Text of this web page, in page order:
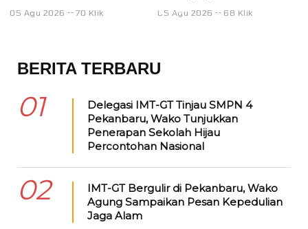
05 Agu 2026 70 Klik 05 Agu 2026 68 Klik
BERITA TERBARU
01
Delegasi IMT-GT Tinjau SMPN 4
Pekanbaru, Wako Tunjukkan
Penerapan Sekolah Hijau
Percontohan Nasional
02
IMT-GT Bergulir di Pekanbaru, Wako
Agung Sampaikan Pesan Kepedulian
Jaga Alam